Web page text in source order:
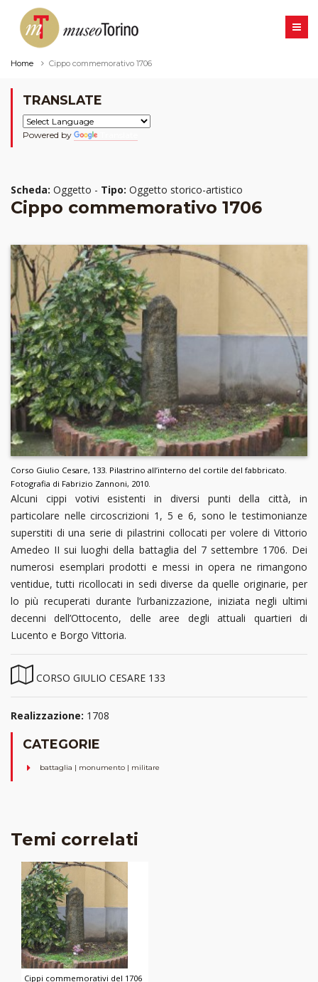
Home Cippo commemorativo 1706
TRANSLATE
Powered by
Scheda: Oggetto - Tipo: Oggetto storico-artistico
Cippo commemorativo 1706
Corso Giulio Cesare, 133. Pilastrino all’interno del cortile del fabbricato.
Fotografia di Fabrizio Zannoni, 2010.
Alcuni cippi votivi esistenti in diversi punti della città, in
particolare nelle circoscrizioni 1, 5 e 6, sono le testimonianze
superstiti di una serie di pilastrini collocati per volere di Vittorio
Amedeo II sui luoghi della battaglia del 7 settembre 1706. Dei
numerosi esemplari prodotti e messi in opera ne rimangono
ventidue, tutti ricollocati in sedi diverse da quelle originarie, per
lo più recuperati durante l’urbanizzazione, iniziata negli ultimi
decenni dell’Ottocento, delle aree degli attuali quartieri di
Lucento e Borgo Vittoria.
CORSO GIULIO CESARE 133
Realizzazione: 1708
CATEGORIE
battaglia | monumento | militare
Temi correlati
Cippi commemorativi del 1706